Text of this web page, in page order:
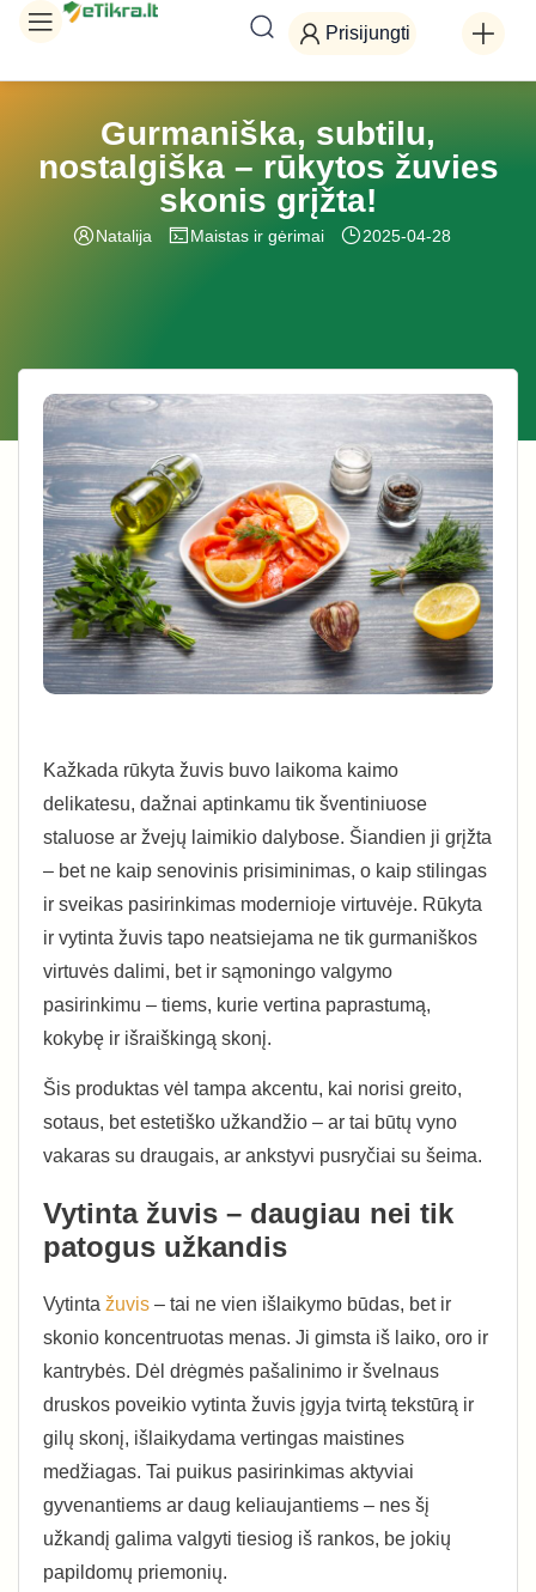
Prisijungti
Gurmaniška, subtilu,
nostalgiška – rūkytos žuvies
skonis grįžta!
Natalija Maistas ir gėrimai 2025-04-28
Kažkada rūkyta žuvis buvo laikoma kaimo
delikatesu, dažnai aptinkamu tik šventiniuose
staluose ar žvejų laimikio dalybose. Šiandien ji grįžta
– bet ne kaip senovinis prisiminimas, o kaip stilingas
ir sveikas pasirinkimas modernioje virtuvėje. Rūkyta
ir vytinta žuvis tapo neatsiejama ne tik gurmaniškos
virtuvės dalimi, bet ir sąmoningo valgymo
pasirinkimu – tiems, kurie vertina paprastumą,
kokybę ir išraiškingą skonį.
Šis produktas vėl tampa akcentu, kai norisi greito,
sotaus, bet estetiško užkandžio – ar tai būtų vyno
vakaras su draugais, ar ankstyvi pusryčiai su šeima.
Vytinta žuvis – daugiau nei tik
patogus užkandis
Vytinta žuvis – tai ne vien išlaikymo būdas, bet ir
skonio koncentruotas menas. Ji gimsta iš laiko, oro ir
kantrybės. Dėl drėgmės pašalinimo ir švelnaus
druskos poveikio vytinta žuvis įgyja tvirtą tekstūrą ir
gilų skonį, išlaikydama vertingas maistines
medžiagas. Tai puikus pasirinkimas aktyviai
gyvenantiems ar daug keliaujantiems – nes šį
užkandį galima valgyti tiesiog iš rankos, be jokių
papildomų priemonių.